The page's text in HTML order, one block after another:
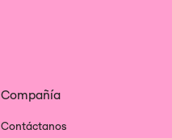
Compañía
Contáctanos